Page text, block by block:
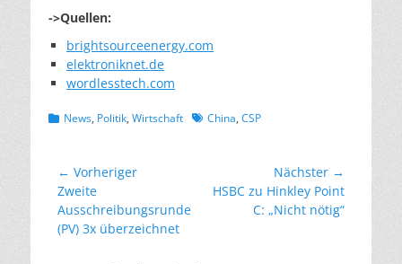
->Quellen:
brightsourceenergy.com
elektroniknet.de
wordlesstech.com
Kategorien
News, Politik, Wirtschaft Schlagworte
China, CSP
Beitragsnavigation
← Vorheriger
Vorheriger
Beitrag:
Zweite
Ausschreibungsrunde
(PV) 3x überzeichnet
Nächster →
Nächster
HSBC zu Hinkley Point
C: „Nicht nötig“